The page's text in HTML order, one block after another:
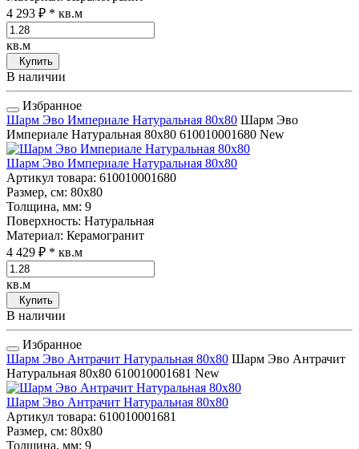
4 293 ₽ * кв.м
кв.м
Купить
В наличии
Избранное
Шарм Эво Империале Натуральная 80x80 Шарм Эво
Империале Натуральная 80x80 610010001680 New
Шарм Эво Империале Натуральная 80x80
Артикул товара: 610010001680
Размер, см: 80x80
Толщина, мм: 9
Поверхность: Натуральная
Материал: Керамогранит
4 429 ₽ * кв.м
кв.м
Купить
В наличии
Избранное
Шарм Эво Антрачит Натуральная 80x80 Шарм Эво Антрачит
Натуральная 80x80 610010001681 New
Шарм Эво Антрачит Натуральная 80x80
Артикул товара: 610010001681
Размер, см: 80x80
Толщина, мм: 9